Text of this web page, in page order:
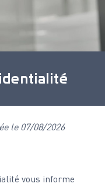
le 07/08/2026
vous informe